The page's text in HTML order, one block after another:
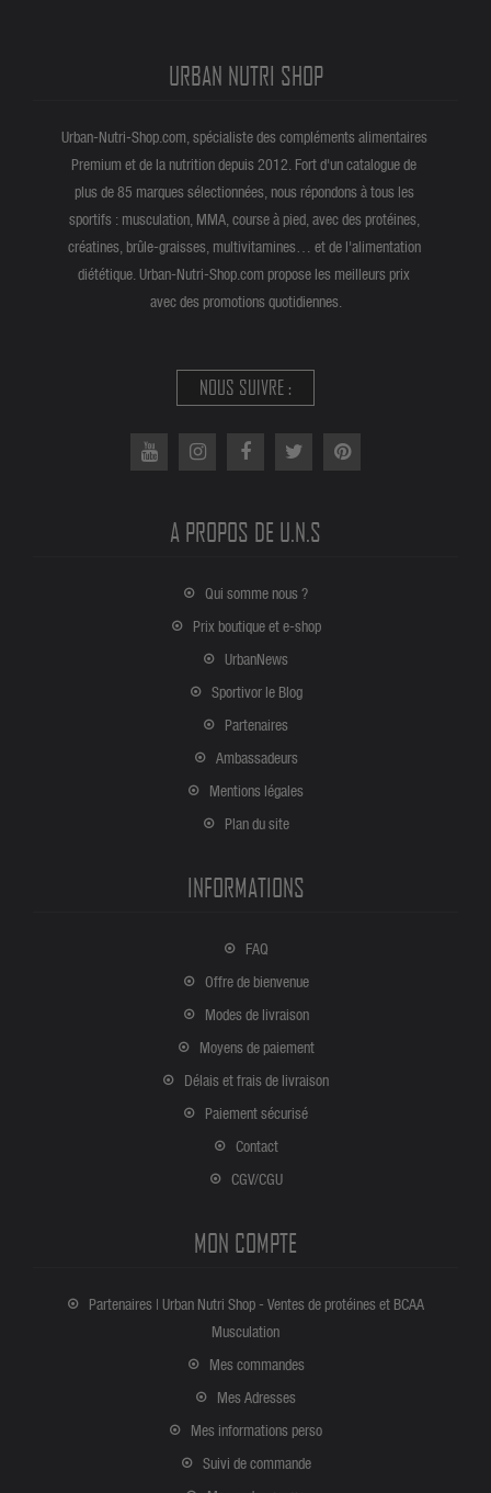
URBAN NUTRI SHOP
Urban-Nutri-Shop.com, spécialiste des compléments alimentaires
Premium et de la nutrition depuis 2012. Fort d'un catalogue de
plus de 85 marques sélectionnées, nous répondons à tous les
sportifs : musculation, MMA, course à pied, avec des protéines,
créatines, brûle-graisses, multivitamines… et de l'alimentation
diététique. Urban-Nutri-Shop.com propose les meilleurs prix
avec des promotions quotidiennes.
NOUS SUIVRE :
A PROPOS DE U.N.S
Qui somme nous ?
Prix boutique et e-shop
UrbanNews
Sportivor le Blog
Partenaires
Ambassadeurs
Mentions légales
Plan du site
INFORMATIONS
FAQ
Offre de bienvenue
Modes de livraison
Moyens de paiement
Délais et frais de livraison
Paiement sécurisé
Contact
CGV/CGU
MON COMPTE
Partenaires | Urban Nutri Shop - Ventes de protéines et BCAA
Musculation
Mes commandes
Mes Adresses
Mes informations perso
Suivi de commande